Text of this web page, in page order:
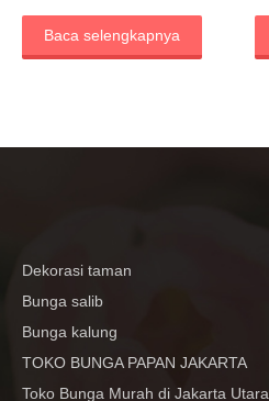
Baca selengkapnya
Dekorasi taman
Bunga salib
Bunga kalung
TOKO BUNGA PAPAN JAKARTA
Toko Bunga Murah di Jakarta Utara